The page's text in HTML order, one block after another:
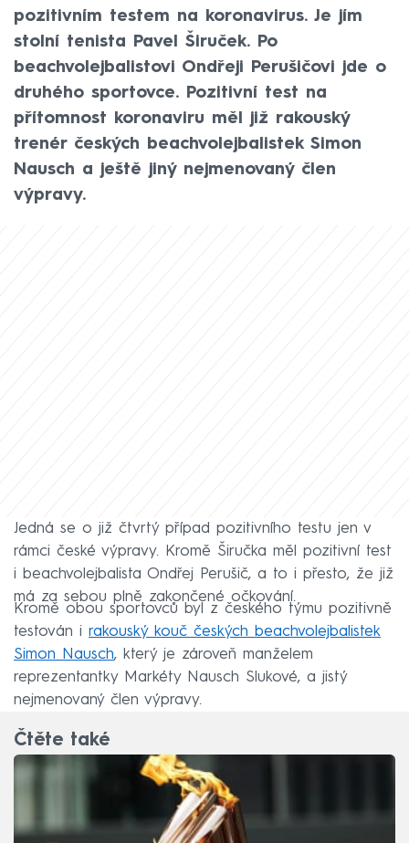
pozitivním testem na koronavirus. Je jím
stolní tenista Pavel Širuček. Po
beachvolejbalistovi Ondřeji Perušičovi jde o
druhého sportovce. Pozitivní test na
přítomnost koronaviru měl již rakouský
trenér českých beachvolejbalistek Simon
Nausch a ještě jiný nejmenovaný člen
výpravy.
Jedná se o již čtvrtý případ pozitivního testu jen v
rámci české výpravy. Kromě Širučka měl pozitivní test
i beachvolejbalista Ondřej Perušič, a to i přesto, že již
má za sebou plně zakončené očkování.
Kromě obou sportovců byl z českého týmu pozitivně
testován i rakouský kouč českých beachvolejbalistek
Simon Nausch, který je zároveň manželem
reprezentantky Markéty Nausch Slukové, a jistý
nejmenovaný člen výpravy.
Čtěte také